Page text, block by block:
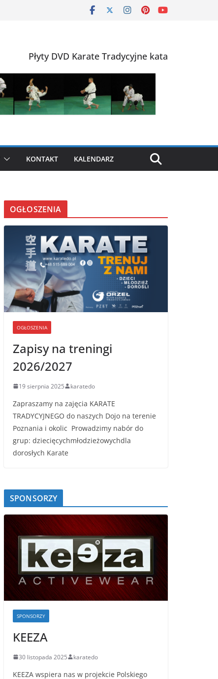
Płyty DVD Karate Tradycyjne kata
KONTAKT KALENDARZ
OGŁOSZENIA
OGŁOSZENIA
Zapisy na treningi
2026/2027
19 sierpnia 2025 karatedo
Zapraszamy na zajęcia KARATE
TRADYCYJNEGO do naszych Dojo na terenie
Poznania i okolic Prowadzimy nabór do
grup: dziecięcychmłodzieżowychdla
dorosłych Karate
SPONSORZY
SPONSORZY
KEEZA
30 listopada 2025 karatedo
KEEZA wspiera nas w projekcie Polskiego